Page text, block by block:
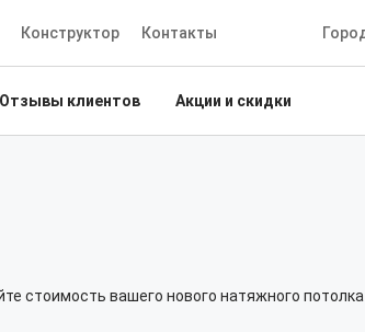
Конструктор Контакты
Отзывы клиентов Акции и скидки
стоимость вашего нового натяжного потолка